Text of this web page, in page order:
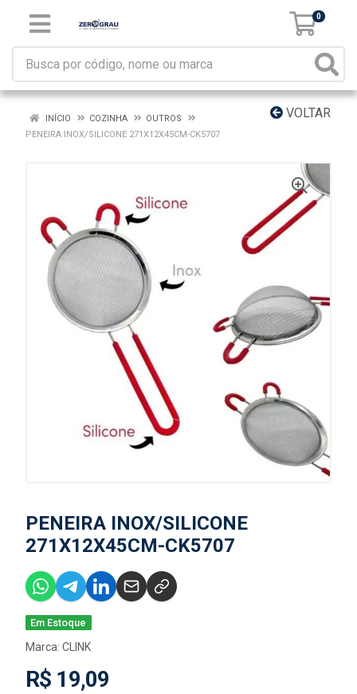
0
VOLTAR
INÍCIO COZINHA
OUTROS
PENEIRA INOX/SILICONE 271X12X45CM-CK5707
PENEIRA INOX/SILICONE
271X12X45CM-CK5707
Em Estoque
Marca: CLINK
R$ 19,09